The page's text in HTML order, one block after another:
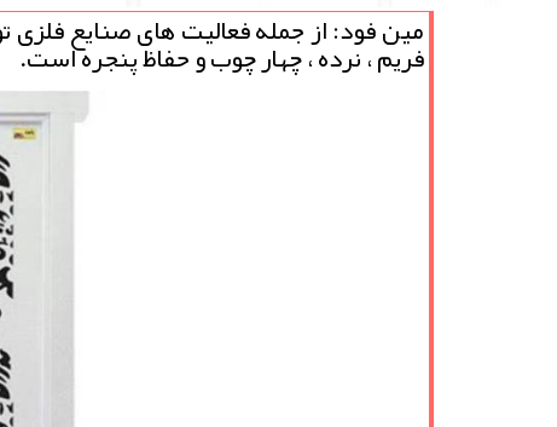
مین فود: از جمله فعالیت های صنایع فلزی
فریم ، نرده ، چهار چوب و حفاظ پنجره است.